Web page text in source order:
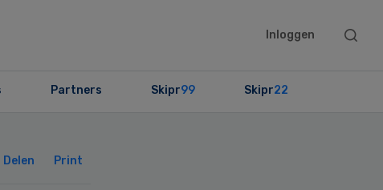
Inloggen
Search
Partners Skipr99 Skipr22
Delen Print